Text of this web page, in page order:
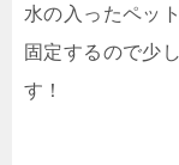
水の入ったペッ
固定するので少
す！